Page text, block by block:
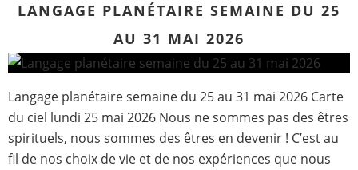
LANGAGE PLANÉTAIRE SEMAINE DU 25
AU 31 MAI 2026
Langage planétaire semaine du 25 au 31 mai 2026 Carte
du ciel lundi 25 mai 2026 Nous ne sommes pas des êtres
spirituels, nous sommes des êtres en devenir ! C’est au
fil de nos choix de vie et de nos expériences que nous